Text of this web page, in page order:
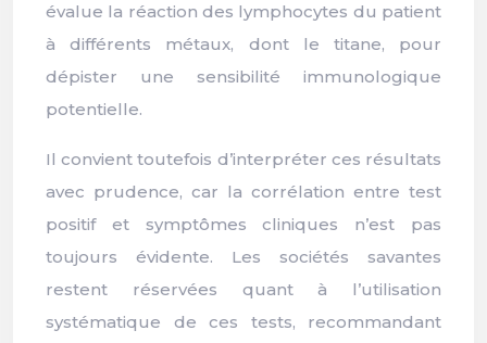
évalue la réaction des lymphocytes du patient
à différents métaux, dont le titane, pour
dépister une sensibilité immunologique
potentielle.
Il convient toutefois d’interpréter ces résultats
avec prudence, car la corrélation entre test
positif et symptômes cliniques n’est pas
toujours évidente. Les sociétés savantes
restent réservées quant à l’utilisation
systématique de ces tests, recommandant